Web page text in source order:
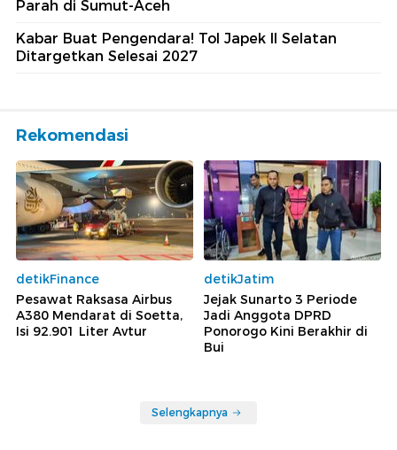
Parah di Sumut-Aceh
Kabar Buat Pengendara! Tol Japek II Selatan
Ditargetkan Selesai 2027
Rekomendasi
detikFinance
Pesawat Raksasa Airbus
A380 Mendarat di Soetta,
Isi 92.901 Liter Avtur
detikJatim
Jejak Sunarto 3 Periode
Jadi Anggota DPRD
Ponorogo Kini Berakhir di
Bui
Selengkapnya